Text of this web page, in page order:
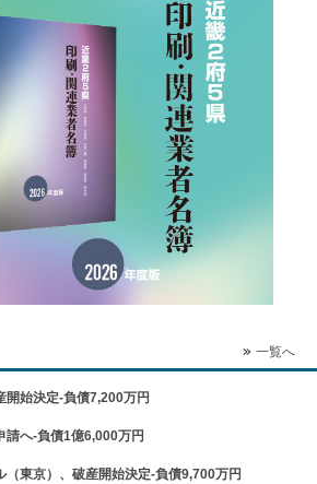
一覧へ
開始決定-負債7,200万円
請へ-負債1億6,000万円
（東京）、破産開始決定-負債9,700万円